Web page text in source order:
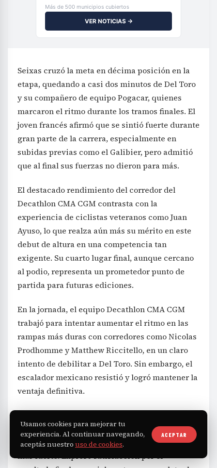
Más de 500 municipios cubiertos
VER NOTICIAS →
Seixas cruzó la meta en décima posición en la
etapa, quedando a casi dos minutos de Del Toro
y su compañero de equipo Pogacar, quienes
marcaron el ritmo durante los tramos finales. El
joven francés afirmó que se sintió fuerte durante
gran parte de la carrera, especialmente en
subidas previas como el Galibier, pero admitió
que al final sus fuerzas no dieron para más.
El destacado rendimiento del corredor del
Decathlon CMA CGM contrasta con la
experiencia de ciclistas veteranos como Juan
Ayuso, lo que realza aún más su mérito en este
debut de altura en una competencia tan
exigente. Su cuarto lugar final, aunque cercano
al podio, representa un prometedor punto de
partida para futuras ediciones.
En la jornada, el equipo Decathlon CMA CGM
trabajó para intentar aumentar el ritmo en las
rampas más duras con corredores como Nicolas
Prodhomme y Matthew Riccitello, en un claro
intento de debilitar a Del Toro. Sin embargo, el
escalador mexicano resistió y logró mantener la
ventaja definitiva.
que intentaron «todo para que Del Toro se
rindiera», pero que simplemente el rival fue
más fuerte. Expresó satisfacción por el
Usamos cookies para mejorar tu
experiencia. Al continuar navegando,
aceptás nuestro uso de cookies.
ACEPTAR